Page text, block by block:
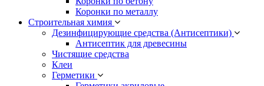
Коронки по металлу
Строительная химия
Дезинфицирующие средства (Антисептики)
Антисептик для древесины
Чистящие средства
Клеи
Герметики